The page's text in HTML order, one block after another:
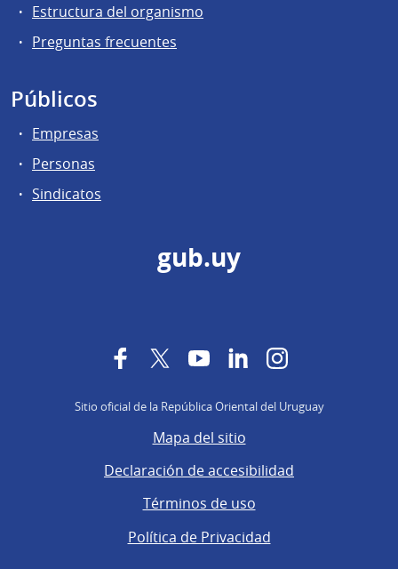
Estructura del organismo
Preguntas frecuentes
Públicos
Empresas
Personas
Sindicatos
gub.uy
FacebookTwitterYouTubeLinkedInInstagram
Sitio oficial de la República Oriental del Uruguay
Mapa del sitio
Declaración de accesibilidad
Términos de uso
Política de Privacidad